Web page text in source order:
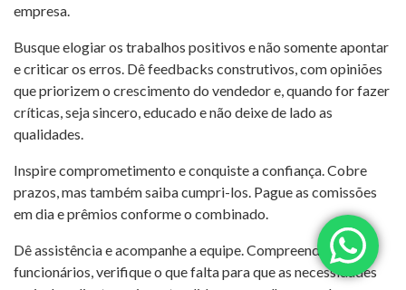
empresa.
Busque elogiar os trabalhos positivos e não somente apontar
e criticar os erros. Dê feedbacks construtivos, com opiniões
que priorizem o crescimento do vendedor e, quando for fazer
críticas, seja sincero, educado e não deixe de lado as
qualidades.
Inspire comprometimento e conquiste a confiança. Cobre
prazos, mas também saiba cumpri-los. Pague as comissões
em dia e prêmios conforme o combinado.
Dê assistência e acompanhe a equipe. Compreenda os
funcionários, verifique o que falta para que as necessidades